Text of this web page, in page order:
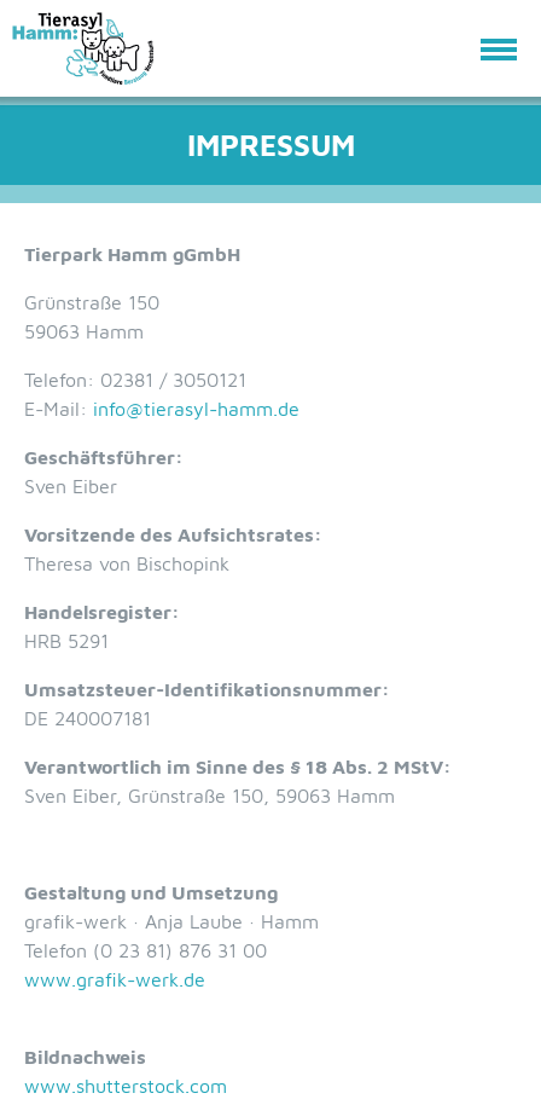
IMPRESSUM
Tierpark Hamm gGmbH
Grünstraße 150
59063 Hamm
Telefon: 02381 / 3050121
E-Mail: info@tierasyl-hamm.de
Geschäftsführer:
Sven Eiber
Vorsitzende des Aufsichtsrates:
Theresa von Bischopink
Handelsregister:
HRB 5291
Umsatzsteuer-Identifikationsnummer:
DE 240007181
Verantwortlich im Sinne des § 18 Abs. 2 MStV:
Sven Eiber, Grünstraße 150, 59063 Hamm
Gestaltung und Umsetzung
grafik-werk · Anja Laube · Hamm
Telefon (0 23 81) 876 31 00
www.grafik-werk.de
Bildnachweis
www.shutterstock.com